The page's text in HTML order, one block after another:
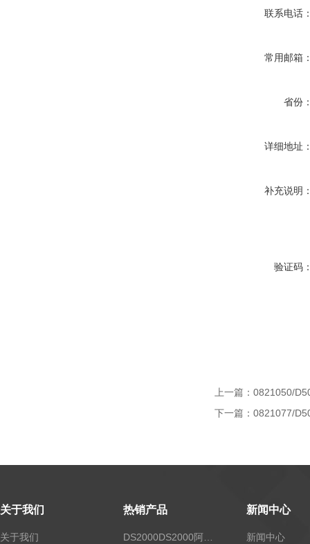
联系电话
常用邮箱
省份
详细地址
补充说明
验证码
上一篇： 0821050/
下一篇： 0821077/
关于我们
关于我们
热销产品 新闻中心
新闻中心